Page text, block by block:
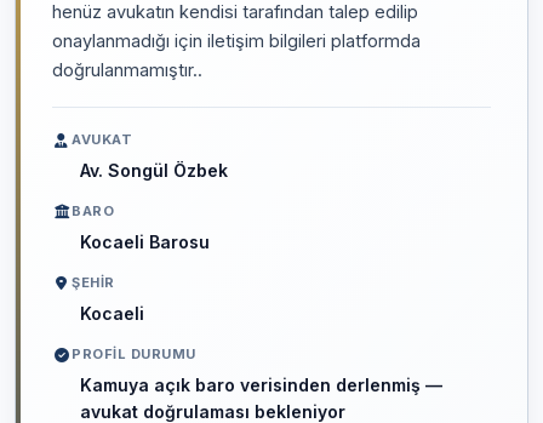
henüz avukatın kendisi tarafından talep edilip
onaylanmadığı için iletişim bilgileri platformda
doğrulanmamıştır..
AVUKAT
Av. Songül Özbek
BARO
Kocaeli Barosu
ŞEHIR
Kocaeli
PROFIL DURUMU
Kamuya açık baro verisinden derlenmiş —
avukat doğrulaması bekleniyor